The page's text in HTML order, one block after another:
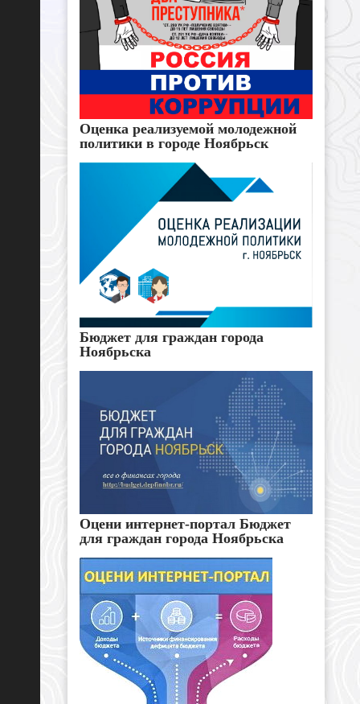
Оценка реализуемой молодежной
политики в городе Ноябрьск
Бюджет для граждан города
Ноябрьска
Оцени интернет-портал Бюджет
для граждан города Ноябрьска